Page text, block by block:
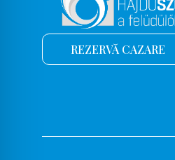
REZERVĂ CAZARE